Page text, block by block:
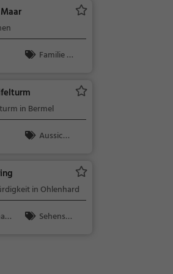
Familie &
in Bermel
Aussicht
in Ohlenhard
Sehensw